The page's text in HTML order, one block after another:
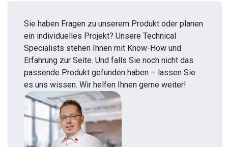
Sie haben Fragen zu unserem Produkt oder planen
ein individuelles Projekt? Unsere Technical
Specialists stehen Ihnen mit Know-How und
Erfahrung zur Seite. Und falls Sie noch nicht das
passende Produkt gefunden haben – lassen Sie
es uns wissen. Wir helfen Ihnen gerne weiter!